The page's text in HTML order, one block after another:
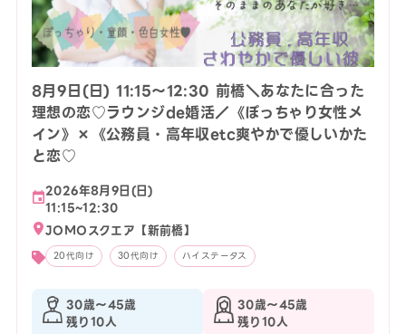
8月9日(日) 11:15〜12:30 前橋＼あなたに合った
理想の恋♡ラウンジde婚活／《ぽっちゃり女性メ
イン》×《公務員・高年収etc爽やかで優しいかた
と恋♡
2026年8月9日(日)
11:15~12:30
JOMOスクエア【新前橋】
20代向け 30代向け ハイステータス
30歳〜45歳
残り10人
30歳〜45歳
残り10人